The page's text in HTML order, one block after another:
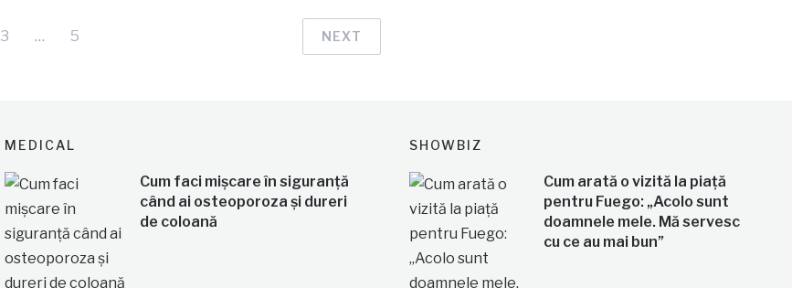
3 … 5 NEXT
MEDICAL
Cum faci mișcare în siguranță
când ai osteoporoza și dureri
de coloană
SHOWBIZ
Cum arată o vizită la piață
pentru Fuego: „Acolo sunt
doamnele mele. Mă servesc
cu ce au mai bun”